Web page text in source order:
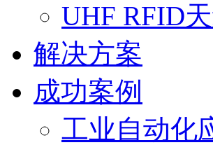
UHF RFID
解决方案
成功案例
工业自动化